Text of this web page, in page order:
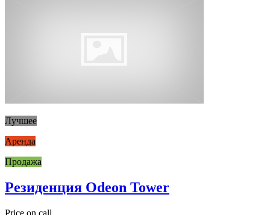
Лучшее
Аренда
Продажа
Резиденция Odeon Tower
Price on call